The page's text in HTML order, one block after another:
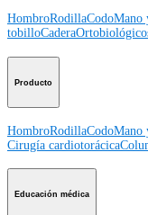
HombroRodillaCodoMano
tobilloCadera
Producto
HombroRodillaCodoMano
Cirugía cardiotorácica
Educación médica